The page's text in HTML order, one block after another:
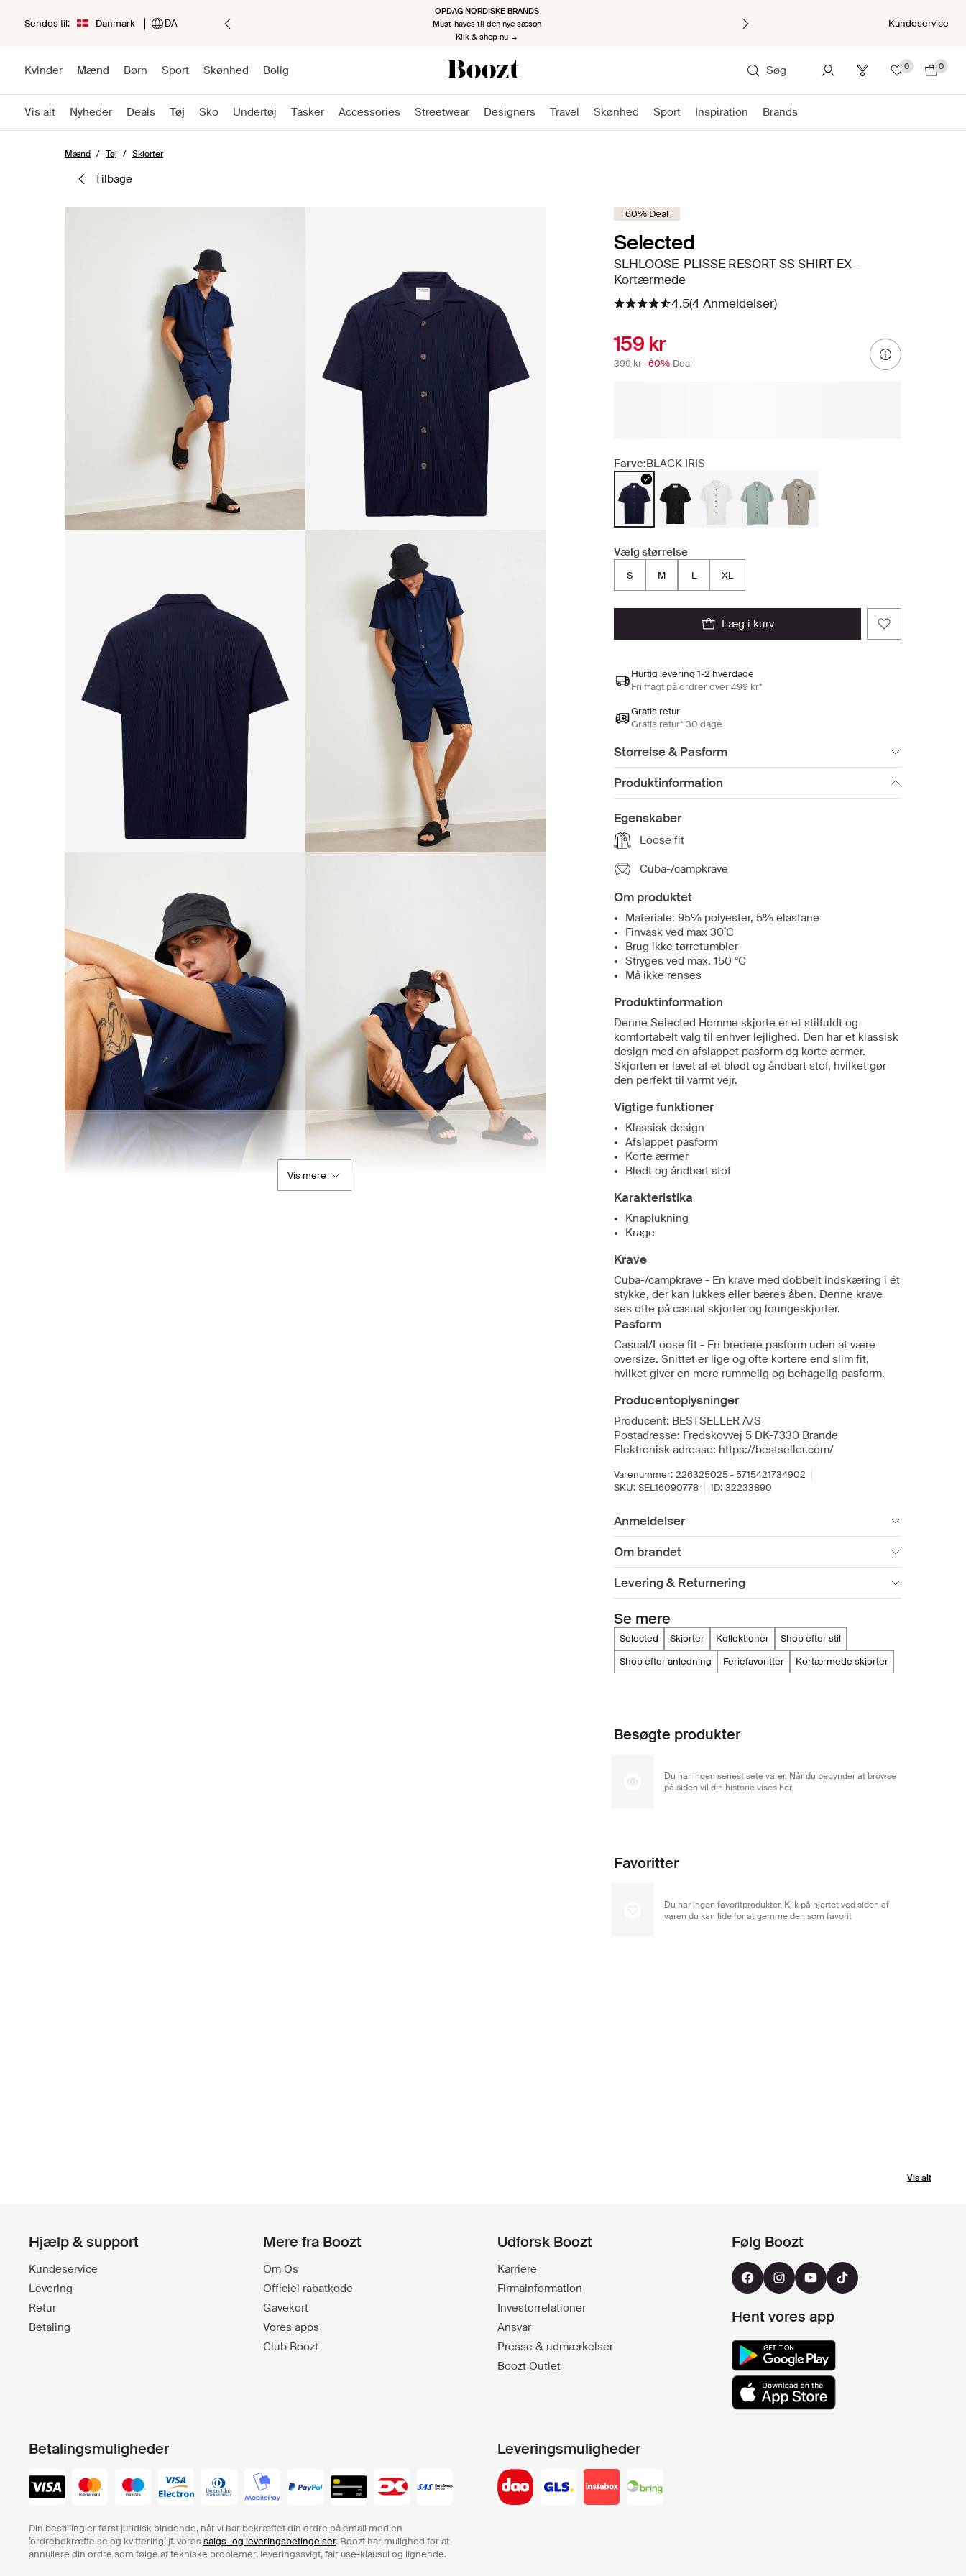
Sendes til: Danmark DA
TILBAGE PÅ ARBEJDE, TILBAGE MED STIL
Kickstart den nye sæson
Klik & shop nu →
Kundeservice
Kvinder Mænd Børn Sport Skønhed Bolig Søg 0 0
Vis alt Nyheder Deals Tøj Sko Undertøj Tasker Accessories Streetwear Designers Travel Skønhed Sport Inspiration Brands
Mænd Tøj Skjorter
tilbage
Vis mere
60% Deal
Selected
SLHLOOSE-PLISSE RESORT SS SHIRT EX -
Kortærmede
4.5(4 Anmeldelser)
159 kr
399 kr -60% Deal
Farve:BLACK IRIS
Vælg størrelse
S M L XL
læg i kurv
Hurtig levering 1-2 hverdage
Fri fragt på ordrer over 499 kr*
Gratis retur
Gratis retur* 30 dage
Størrelse & Pasform
Produktinformation
Egenskaber
Loose fit
Cuba-/campkrave
Om produktet
Materiale: 95% polyester, 5% elastane
Finvask ved max 30˚C
Brug ikke tørretumbler
Stryges ved max. 150 °C
Må ikke renses
Produktinformation
Denne Selected Homme skjorte er et stilfuldt og
komfortabelt valg til enhver lejlighed. Den har et klassisk
design med en afslappet pasform og korte ærmer.
Skjorten er lavet af et blødt og åndbart stof, hvilket gør
den perfekt til varmt vejr.
Vigtige funktioner
Klassisk design
Afslappet pasform
Korte ærmer
Blødt og åndbart stof
Karakteristika
Knaplukning
Krage
Krave
Cuba-/campkrave - En krave med dobbelt indskæring i ét
stykke, der kan lukkes eller bæres åben. Denne krave
ses ofte på casual skjorter og loungeskjorter.
Pasform
Casual/Loose fit - En bredere pasform uden at være
oversize. Snittet er lige og ofte kortere end slim fit,
hvilket giver en mere rummelig og behagelig pasform.
Producentoplysninger
Producent: BESTSELLER A/S
Postadresse: Fredskovvej 5 DK-7330 Brande
Elektronisk adresse: https://bestseller.com/
Varenummer: 226325025 - 5715421734902
SKU: SEL16090778 ID: 32233890
Anmeldelser
Om brandet
Levering & Returnering
Se mere
selected skjorter kollektioner
shop efter stil
shop efter anledning
feriefavoritter kortærmede skjorter
Besøgte produkter
Du har ingen senest sete varer. Når du begynder at browse
på siden vil din historie vises her.
Favoritter
Du har ingen favoritprodukter. Klik på hjertet ved siden af
varen du kan lide for at gemme den som favorit
Vis alt
Hjælp & support
Kundeservice
Levering
Retur
Betaling
Mere fra Boozt
Om Os
Officiel rabatkode
Gavekort
Vores apps
Club Boozt
Udforsk Boozt
Karriere
Firmainformation
Investorrelationer
Ansvar
Presse & udmærkelser
Boozt Outlet
Følg Boozt
Hent vores app
Betalingsmuligheder
Din bestilling er først juridisk bindende, når vi har bekræftet din ordre på email med en
’ordrebekræftelse og kvittering’ jf. vores salgs- og leveringsbetingelser. Boozt har mulighed for at
annullere din ordre som følge af tekniske problemer, leveringssvigt, fair use-klausul og lignende.
Leveringsmuligheder